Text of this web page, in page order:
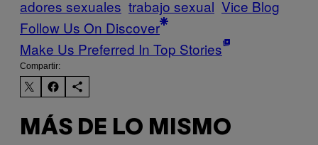
adores sexuales trabajo sexual Vice Blog
Follow Us On Discover
Make Us Preferred In Top Stories
Compartir:
MÁS DE LO MISMO